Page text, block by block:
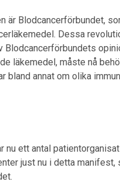
är Blodcancerförbundet,
Dessa
Blodcancerförbundets
läkemedel, måste nå
bland annat om olika
nu ett antal
just nu i detta manifest,